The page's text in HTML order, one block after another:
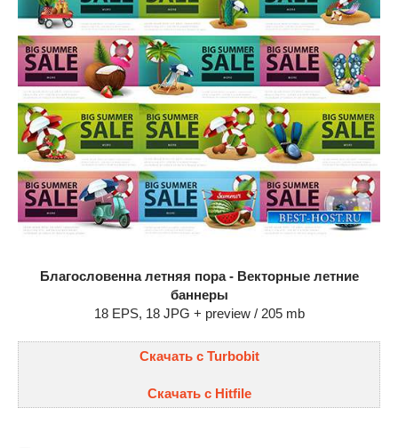
Благословенна летняя пора - Векторные летние
баннеры
18 EPS, 18 JPG + preview / 205 mb
Скачать с Turbobit
Скачать с Hitfile